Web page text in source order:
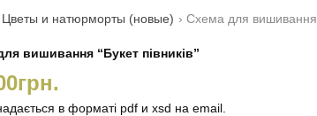
Цветы и натюрморты (новые) › Схема для вишивання
вишивання “Букет півників”
грн.
в форматі pdf и xsd на email.